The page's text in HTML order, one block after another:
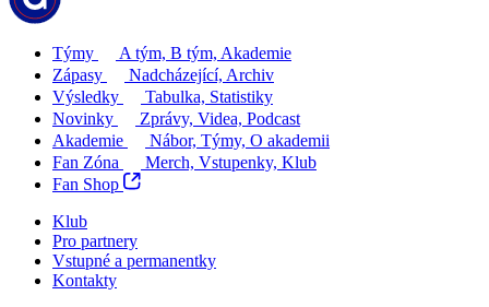
Týmy
A tým, B tým, Akademie
Zápasy
Nadcházející, Archiv
Výsledky
Tabulka, Statistiky
Novinky
Zprávy, Videa, Podcast
Akademie
Nábor, Týmy, O akademii
Fan Zóna
Merch, Vstupenky, Klub
Fan Shop
Klub
Pro partnery
Vstupné a permanentky
Kontakty